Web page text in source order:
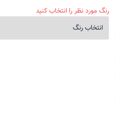
رنگ مورد نظر را انتخاب کنید